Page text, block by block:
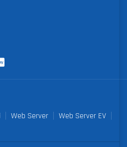
Web Server
Web Server EV